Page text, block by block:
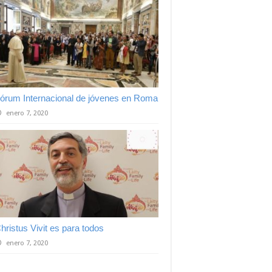
Internacional de jóvenes en Roma
enero 7, 2020
Vivit es para todos
enero 7, 2020